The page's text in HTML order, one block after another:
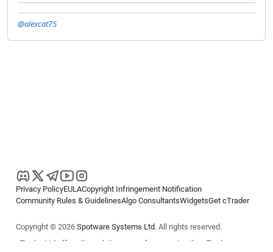
@alexcat75
Privacy PolicyEULACopyright Infringement Notification
Community Rules & GuidelinesAlgo ConsultantsWidgetsGet cTrader
Copyright © 2026 Spotware Systems Ltd. All rights reserved.
cTrader Ltd offers through its group of companies the cTrader